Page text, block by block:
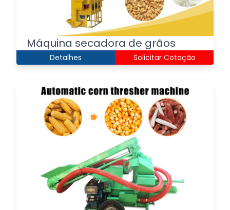
Máquina secadora de grãos
Detalhes Solicitar Cotação